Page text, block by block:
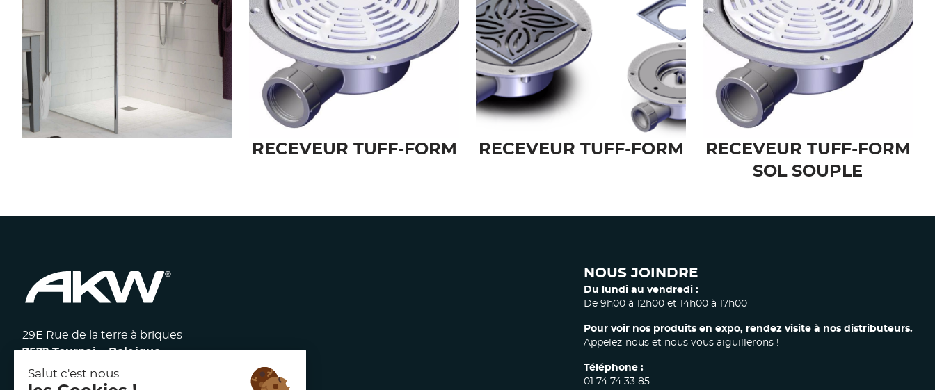
RECEVEUR TUFF-FORM
BONDE GRAVITAIRE
SOL SOUPLE POUR
RECEVEUR TUFF-FORM
BONDE GRAVITAIRE
SOL CARRELÉ POUR
RECEVEUR TUFF-FORM
BON DE VIDAGE À
POMPE M17 POUR
RECEVEUR TUFF-FORM
SOL SOUPLE
29E Rue de la terre à briques
7522 Tournai – Belgique
117 avenue Victor Hugo
NOUS JOINDRE
Du lundi au vendredi :
De 9h00 à 12h00 et 14h00 à 17h00
Pour voir nos produits en expo, rendez visite à nos distributeurs.
Appelez-nous et nous vous aiguillerons !
Téléphone :
01 74 74 33 85